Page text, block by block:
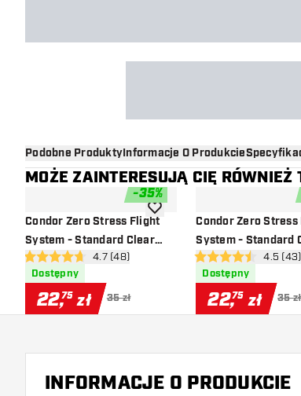
Podobne ProduktyInformacje O Produkcie
MOŻE ZAINTERESUJĄ CIĘ RÓWNIEŻ
-35%
Condor Zero Stress Flight
System - Standard Clear
Red
otwórz panel recenzji
4.7 gwiazdki oceny4.7 (48)
Dostępny
22,75 zł 35 zł
dodaj do listy życzeń
Condor Zero
System - Standard
Yellow
otwórz
4.5 gwiazdki oceny4.5 (43)
Dostępny
22,75 zł 35 zł
INFORMACJE O PRODUKCIE